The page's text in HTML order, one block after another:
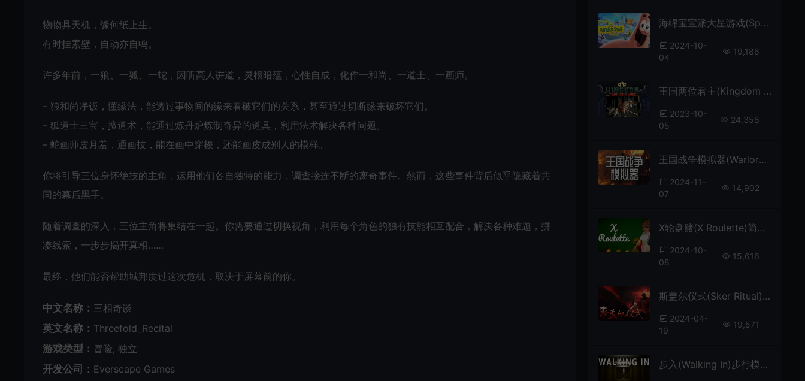
物物具天机，缘何纸上生。
有时挂素壁，自动亦自鸣。
许多年前，一狼、一狐、一蛇，因听高人讲道，灵根暗蕴，心性自成，化作一和尚、一道士、一画师。
– 狼和尚净饭，懂缘法，能透过事物间的缘来看破它们的关系，甚至通过切断缘来破坏它们。
– 狐道士三宝，擅道术，能通过炼丹炉炼制奇异的道具，利用法术解决各种问题。
– 蛇画师皮月羞，通画技，能在画中穿梭，还能画皮成别人的模样。
你将引导三位身怀绝技的主角，运用他们各自独特的能力，调查接连不断的离奇事件。然而，这些事件背后似乎隐藏着共
同的幕后黑手。
随着调查的深入，三位主角将集结在一起。你需要通过切换视角，利用每个角色的独有技能相互配合，解决各种难题，拼
凑线索，一步步揭开真相……
最终，他们能否帮助城邦度过这次危机，取决于屏幕前的你。
中文名称： 三相奇谈
英文名称： Threefold_Recital
游戏类型： 冒险, 独立
开发公司： Everscape Games
海绵宝宝派大星游戏(SpongeBob SquarePants The Patrick SG)简中|PC|ACT|开放世界动作游戏
2024-10-
04
19,186
王国两位君主(Kingdom Two Crowns)极简像素横轴微策略游戏|下载
2023-10-
05
24,358
王国战争模拟器(Warlords Battle Simulator)肉鸽战术自走棋游戏|单机|中文|模拟|免费下载
2024-11-
07
14,902
X轮盘赌(X Roulette)简中|PC|AVG|俄罗斯轮盘冒险博弈游戏
2024-10-
08
15,616
斯盖尔仪式(Sker Ritual)简中|PC|FPS|第一人称生存射击游戏
2024-04-
19
19,571
步入(Walking In)步行模拟解谜探索游戏|下载